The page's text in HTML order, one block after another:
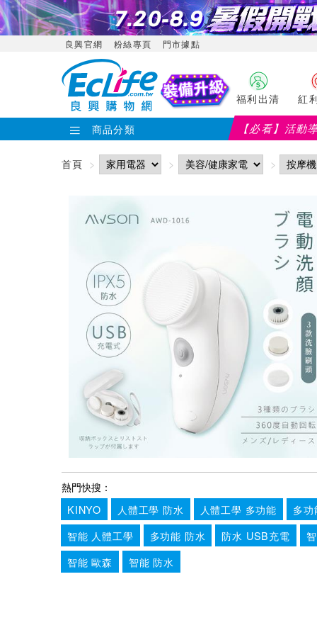
良興官網 粉絲專頁 門市據點
福利出清 紅
商品分類 【必看】活動
首頁
熱門快搜：
KINYO
人體工學 防水 人體工學 多功能
多
智能 人體工學
多功能 防水 防水 USB充電
智能 歐森
智能 防水